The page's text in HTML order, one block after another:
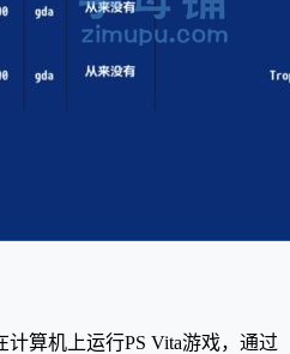
算机上运行PS Vita游戏，通过